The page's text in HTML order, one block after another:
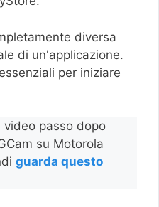
diversa
di un'applicazione.
per iniziare
video passo dopo
su Motorola
guarda questo